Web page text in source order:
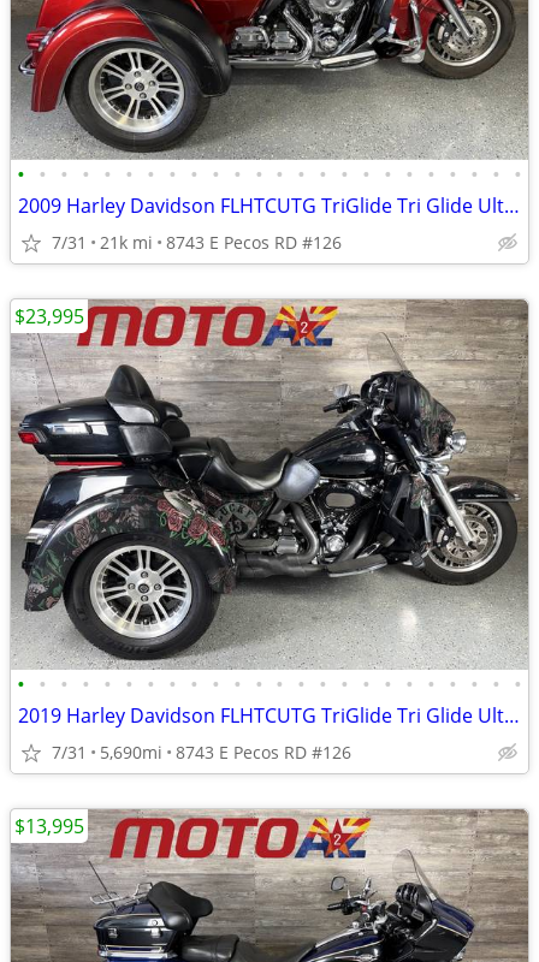
• • • • • • • • • • • • • • • • • • • • • • • •
2009 Harley Davidson FLHTCUTG TriGlide Tri Glide Ultra Classic Trike
7/31 21k mi 8743 E Pecos RD #126
• • • • • • • • • • • • • • • • • • • • • • • •
2019 Harley Davidson FLHTCUTG TriGlide Tri Glide Ultra Classic Trike
7/31 5,690mi 8743 E Pecos RD #126
$23,995
$13,995